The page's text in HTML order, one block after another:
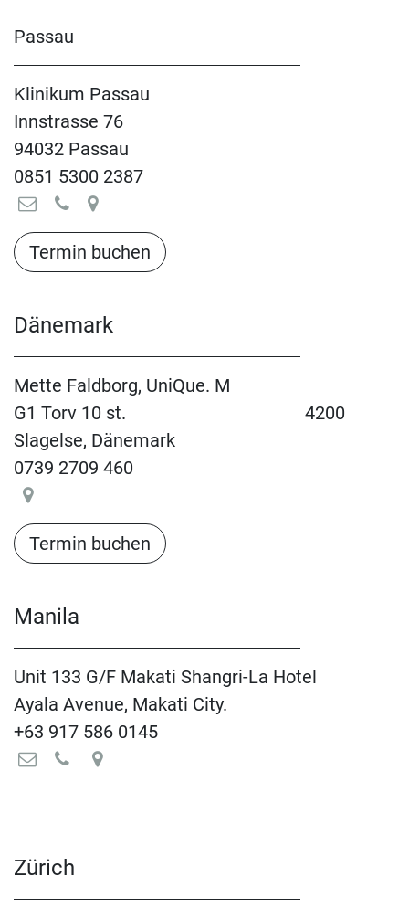
Passau
Klinikum Passau
Innstrasse 76
94032 Passau
0851 5300 2387
Termin buchen​​​​​​​​​​
Dänemark
Mette Faldborg, UniQue. M
G1 Torv 10 st.
​4200
Slagelse, Dänemark
0739 2709 460
Termin buchen​​​​​​​​​​
Manila
Unit 133 G/F Makati Shangri-La Hotel
Ayala Avenue, Makati City.
+63 917 586 0145
Zürich